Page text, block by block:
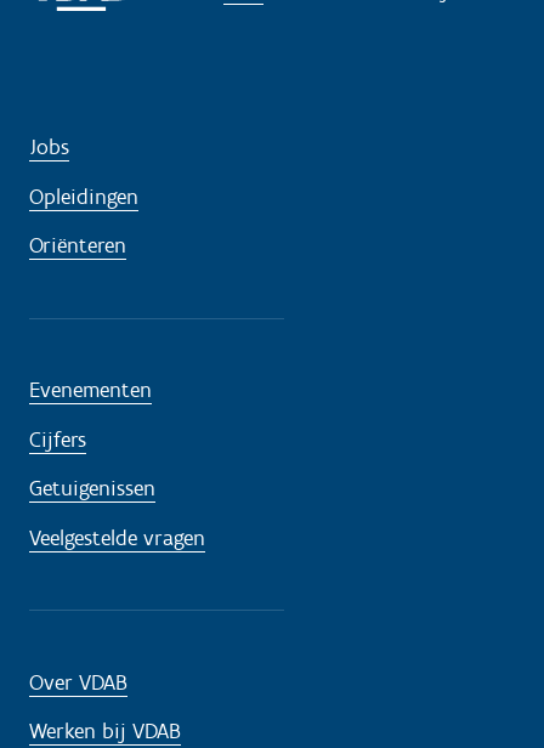
Jobs
Opleidingen
Oriënteren
Evenementen
Cijfers
Getuigenissen
Veelgestelde vragen
Over VDAB
Werken bij VDAB